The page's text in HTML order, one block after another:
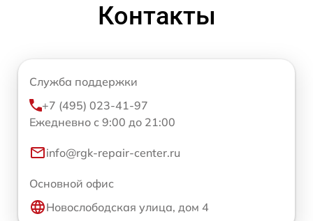
Контакты
Служба поддержки
+7 (495) 023-41-97
Ежедневно с 9:00 до 21:00
info@rgk-repair-center.ru
Основной офис
Новослободская улица, дом 4